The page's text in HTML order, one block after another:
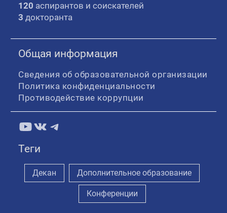
120 аспирантов и соискателей
3 докторанта
Общая информация
Сведения об образовательной организации
Политика конфиденциальности
Противодействие коррупции
YouTube
ВКонтакте
Telegram
Теги
Декан Дополнительное образование
Конференции